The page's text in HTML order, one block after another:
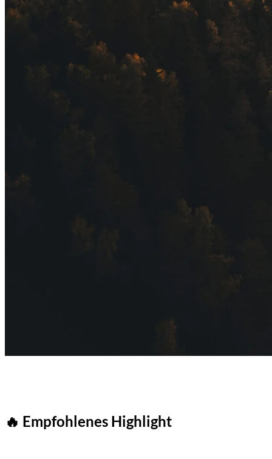
🔥 Empfohlenes Highlight